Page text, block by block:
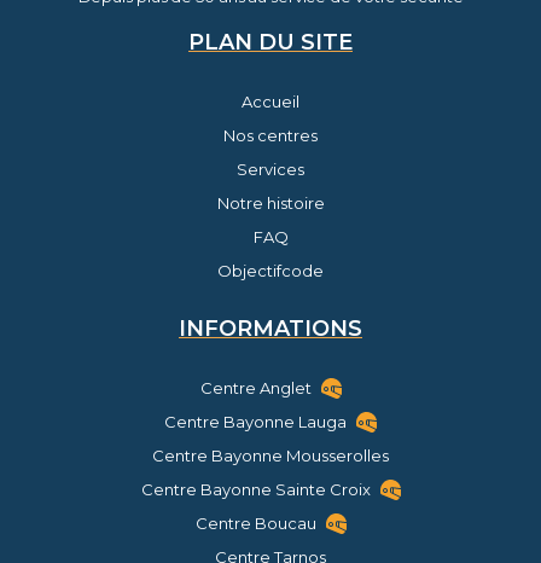
PLAN DU SITE
Accueil
Nos centres
Services
Notre histoire
FAQ
Objectifcode
INFORMATIONS
Centre Anglet
Centre Bayonne Lauga
Centre Bayonne Mousserolles
Centre Bayonne Sainte Croix
Centre Boucau
Centre Tarnos